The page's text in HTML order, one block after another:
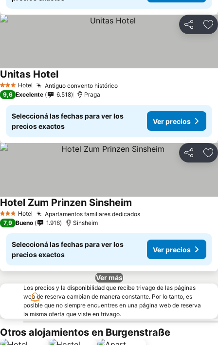
Compartir
3 Estrellas
Hotel Antiguo convento histórico
Unitas Hotel
9,6 Excelente 6.518 Praga
Seleccioná las fechas para ver los
precios exactos
Ver precios
Compartir
3 Estrellas
Hotel Apartamentos familiares dedicados
Hotel Zum Prinzen Sinsheim
7,9 Bueno 1.916 Sinsheim
Seleccioná las fechas para ver los
precios exactos
Ver precios
Ver más
Los precios y la disponibilidad que recibe trivago de las páginas
web de reserva cambian de manera constante. Por lo tanto, es
posible que no siempre encuentres en una página web de reserva
la misma oferta que viste en trivago.
Otros alojamientos en Burgenstraße